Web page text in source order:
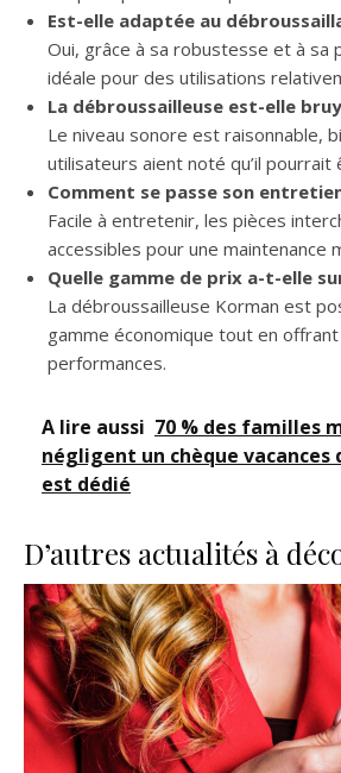
Est-elle adaptée au
Oui, grâce à sa robustesse et à sa
idéale pour des utilisations
La débroussailleuse est-elle
Le niveau sonore est raisonnable,
utilisateurs aient noté qu’il pourrait
Comment se passe son
Facile à entretenir, les pièces
accessibles pour une maintenance
Quelle gamme de prix a-t-elle
La débroussailleuse Korman est
gamme économique tout en
performances.
A lire aussi 70 % des familles
négligent un chèque vacances
est dédié
D’autres actualités à